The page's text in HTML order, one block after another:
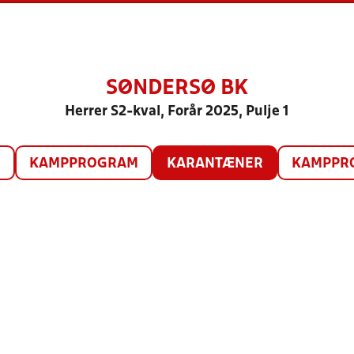
SØNDERSØ BK
Herrer S2-kval, Forår 2025, Pulje 1
KAMPPROGRAM KARANTÆNER